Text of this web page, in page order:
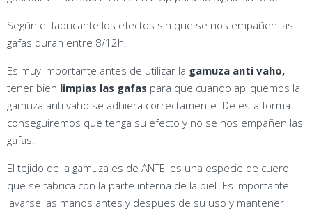
Según el fabricante los efectos sin que se nos empañen las
gafas duran entre 8/12h.
Es muy importante antes de utilizar la gamuza anti vaho,
tener bien limpias las gafas para que cuando apliquemos la
gamuza anti vaho se adhiera correctamente. De esta forma
conseguiremos que tenga su efecto y no se nos empañen las
gafas.
El tejido de la gamuza es de ANTE, es una especie de cuero
que se fabrica con la parte interna de la piel. Es importante
lavarse las manos antes y despues de su uso y mantener